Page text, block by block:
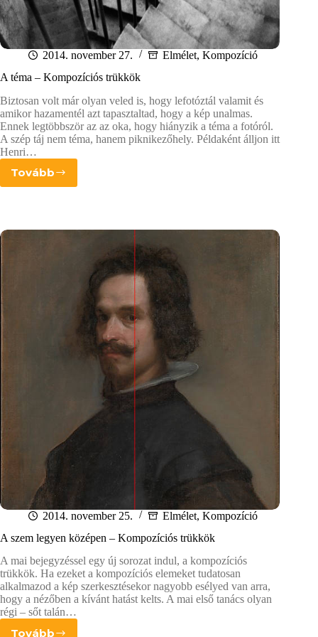
2014. november 27. Elmélet, Kompozíció
A téma – Kompozíciós trükkök
Biztosan volt már olyan veled is, hogy lefotóztál valamit és
amikor hazamentél azt tapasztaltad, hogy a kép unalmas.
Ennek legtöbbször az az oka, hogy hiányzik a téma a fotóról.
A szép táj nem téma, hanem piknikezőhely. Példaként álljon itt
Henri…
Tovább
A
trükkök
2014. november 25. Elmélet, Kompozíció
A szem legyen középen – Kompozíciós trükkök
A mai bejegyzéssel egy új sorozat indul, a kompozíciós
trükkök. Ha ezeket a kompozíciós elemeket tudatosan
alkalmazod a kép szerkesztésekor nagyobb esélyed van arra,
hogy a nézőben a kívánt hatást kelts. A mai első tanács olyan
régi – sőt talán…
Tovább